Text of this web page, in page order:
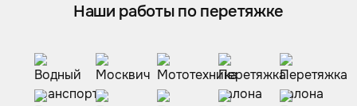
Наши работы по перетяжке